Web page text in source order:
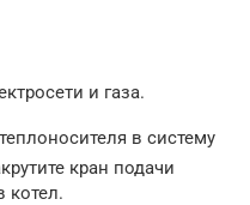
и газа.
в систему
кран подачи
котел.